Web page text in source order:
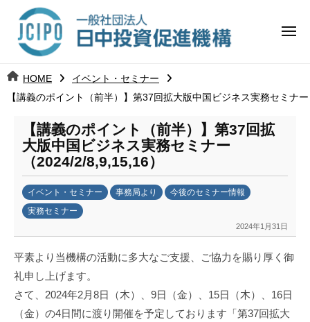
ツ 日
中
投
資
促
進
機
構
j
c
メ
HOME
イベント・セミナー
【講義のポイント（前半）】第37回拡大版中国ビジネス実務セミナ
【講義のポイント（前半）】第37回拡
大版中国ビジネス実務セミナー
（2024/2/8,9,15,16）
イベント・セミナー 事務局より
今後のセミナー情報
実務セミナー
2024年1月31日
日
中
投
資
平素より当機構の活動に多大なご支援、ご協力を賜り厚く御
礼申し上げます。
さて、2024年2月8日（木）、9日（金）、15日（木）、16日
（金）の4日間に渡り開催を予定しております「第37回拡大
日
中
資
進
構